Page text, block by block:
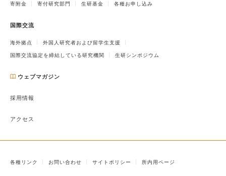
寄附金 寄付研究部門 生研基金 各種お申し込み
国際交流
海外拠点 外国人研究者および留学生支援
国際交流協定を締結している研究機関 生研シンポジウム
ウェブマガジン
採用情報
アクセス
各種リンク お問い合わせ サイトポリシー 所内用ページ